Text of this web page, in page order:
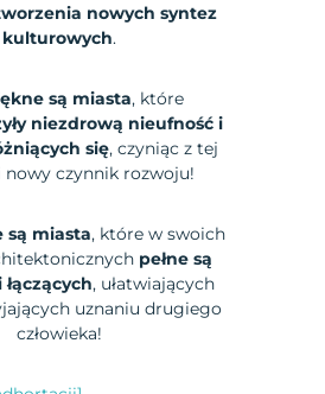
nowych syntez
kulturowych.
są miasta, które
niezdrową nieufność i
się, czyniąc z tej
czynnik rozwoju!
są miasta, które w swoich
pełne są
, ułatwiających
uznaniu drugiego
człowieka!